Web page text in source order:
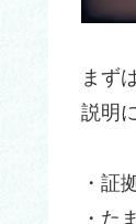
まず
説明
・証
・た